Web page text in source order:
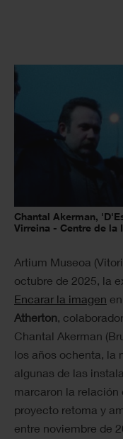
Chantal Akerman,
Virreina - Centre de la
Artium Museoa
octubre de 2025, la
Encarar la imagen
Atherton,
Chantal Akerman
los años ochenta, la
algunas de las
marcaron la relación
proyecto retoma y
entre noviembre de